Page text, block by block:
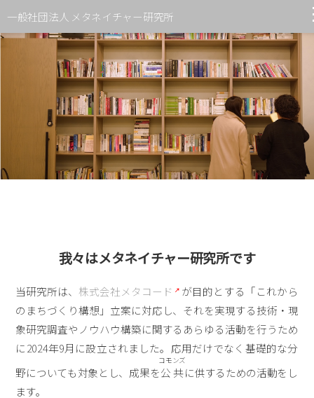
一般社団法人 メタネイチャー研究所
メタネイチャーとは
糸島市での位置付け
協力研究者
運営メンバー
我々はメタネイチャー研究所です
当研究所は、 株式会社メタコード
が目的とする「これから
のまちづくり構想」立案に対応し、それを実現する技術・現
象研究調査やノウハウ構築に関するあらゆる活動を行うため
に2024年9月に設立されました。応用だけでなく基礎的な分
野についても対象とし、成果を公共
コモンズ
に供するための活動をし
ます。